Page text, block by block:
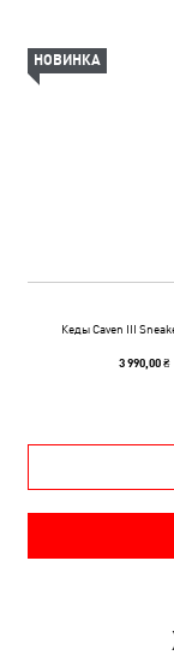
НОВИНКА
Кеды Caven III
3 990,00 ₴